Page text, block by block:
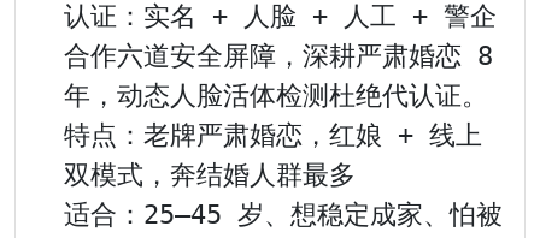
认证：实名 + 人脸 + 人工 + 警企
合作六道安全屏障，深耕严肃婚恋 8
年，动态人脸活体检测杜绝代认证。
特点：老牌严肃婚恋，红娘 + 线上
双模式，奔结婚人群最多
适合：25–45 岁、想稳定成家、怕被